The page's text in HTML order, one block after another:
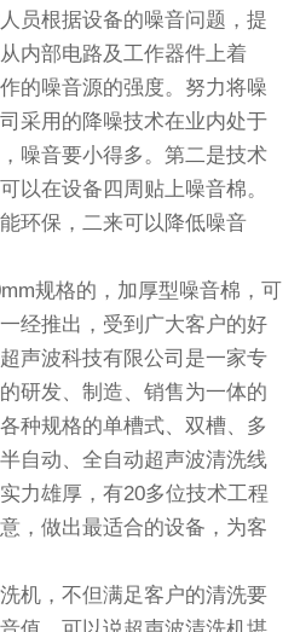
根据设备的噪音问题，提
内部电路及工作器件上着
的噪音源的强度。努力将噪
采用的降噪技术在业内处于
噪音要小得多。第二是技术
以在设备四周贴上噪音棉。
环保，二来可以降低噪音
规格的，加厚型噪音棉，可
经推出，受到广大客户的好
声波科技有限公司是一家专
研发、制造、销售为一体的
种规格的单槽式、双槽、多
自动、全自动超声波清洗线
力雄厚，有20多位技术工程
，做出最适合的设备，为客
，不但满足客户的清洗要